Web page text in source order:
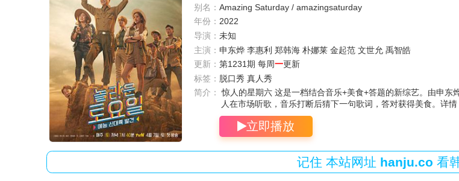
别名： Amazing Saturday / amazingsaturday
年份： 2022
导演： 未知
主演： 申东烨 李惠利 郑韩海 朴娜莱 金起范 文世允 禹智皓
更新： 第1231期 每周一更新
标签： 脱口秀 真人秀
简介： 惊人的星期六 这是一档结合音乐+美食+答题的新综艺。由申
人在市场听歌，音乐打断后猜下一句歌词，答对获得美食。 详情
立即播放
记住 本站网址 hanju.co 看